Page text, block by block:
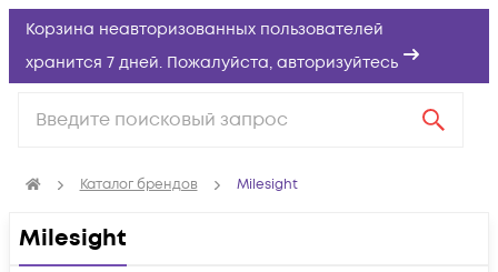
Корзина неавторизованных пользователей
хранится 7 дней. Пожалуйста, авторизуйтесь
Каталог брендов Milesight
Milesight